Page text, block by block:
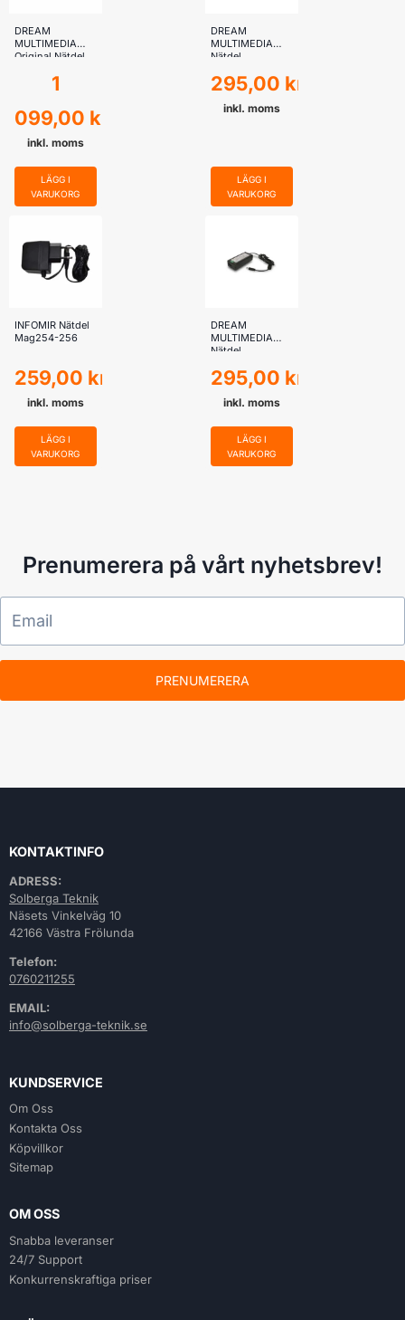
DREAM
MULTIMEDIA
Original Nätdel
1
099,00 kr
inkl. moms
LÄGG I
VARUKORG
DREAM
MULTIMEDIA
Nätdel
DM500
295,00 kr
inkl. moms
LÄGG I
VARUKORG
INFOMIR Nätdel
Mag254-256
259,00 kr
inkl. moms
LÄGG I
VARUKORG
DREAM
MULTIMEDIA
Nätdel
DM600/800
295,00 kr
inkl. moms
LÄGG I
VARUKORG
Prenumerera på vårt nyhetsbrev!
PRENUMERERA
KONTAKTINFO
ADRESS:
Solberga Teknik
Näsets Vinkelväg 10
42166 Västra Frölunda
Telefon:
0760211255
EMAIL:
info@solberga-teknik.se
KUNDSERVICE
Om Oss
Kontakta Oss
Köpvillkor
Sitemap
OM OSS
Snabba leveranser
24/7 Support
Konkurrenskraftiga priser